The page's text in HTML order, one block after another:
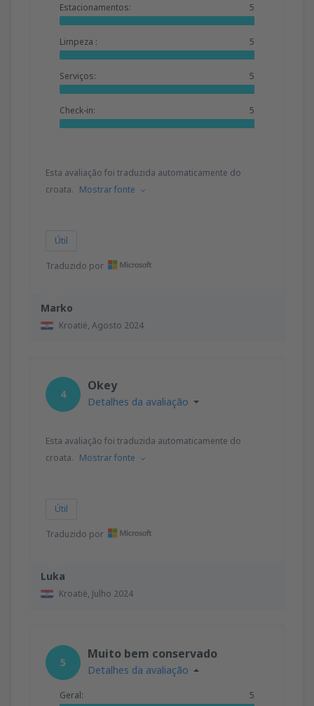
Marko
Kroatië, Agosto 2024
Estacionamentos: 5
Limpeza : 5
Serviços: 5
Check-in: 5
Esta avaliação foi traduzida automaticamente do
croata. Mostrar fonte
Útil
Traduzido por
Luka
Kroatië, Julho 2024
4
Okey
Detalhes da avaliação
Esta avaliação foi traduzida automaticamente do
croata. Mostrar fonte
Útil
Traduzido por
5
Muito bem conservado
Detalhes da avaliação
Geral: 5